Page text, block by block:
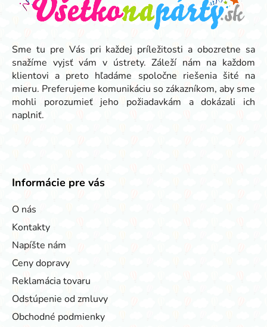
Sme tu pre Vás pri každej príležitosti a obozretne sa
snažíme vyjsť vám v ústrety. Záleží nám na každom
klientovi a preto hľadáme spoločne riešenia šité na
mieru. Preferujeme komunikáciu so zákazníkom, aby sme
mohli porozumieť jeho požiadavkám a dokázali ich
naplniť.
Informácie pre vás
O nás
Kontakty
Napíšte nám
Ceny dopravy
Reklamácia tovaru
Odstúpenie od zmluvy
Obchodné podmienky